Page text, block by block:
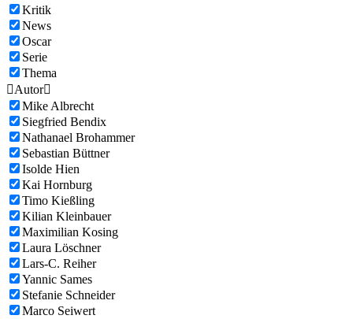
Kritik
News
Oscar
Serie
Thema
Autor
Mike Albrecht
Siegfried Bendix
Nathanael Brohammer
Sebastian Büttner
Isolde Hien
Kai Hornburg
Timo Kießling
Kilian Kleinbauer
Maximilian Kosing
Laura Löschner
Lars-C. Reiher
Yannic Sames
Stefanie Schneider
Marco Seiwert